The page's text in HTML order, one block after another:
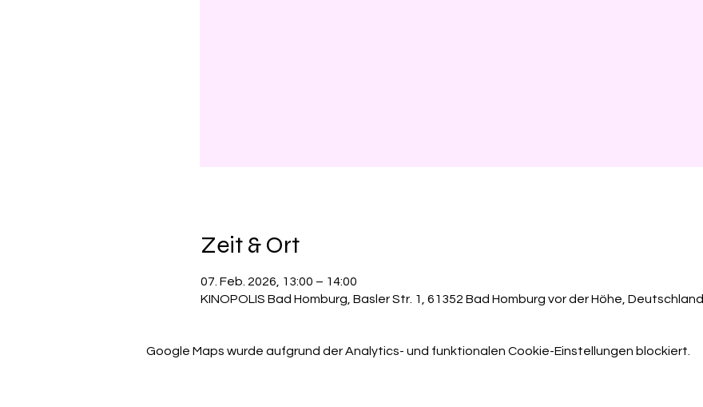
Zeit & Ort
07. Feb. 2026, 13:00 – 14:00
KINOPOLIS Bad Homburg, Basler Str. 1, 61352 Bad Homburg vor der Höhe, Deutschland
Google Maps wurde aufgrund der Analytics- und funktionalen Cookie-Einstellungen blockiert.